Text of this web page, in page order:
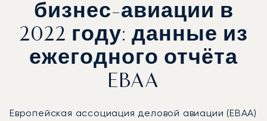
бизнес-авиации в
2022 году: данные из
ежегодного отчёта
EBAA
Европейская ассоциация деловой авиации (EBAA)